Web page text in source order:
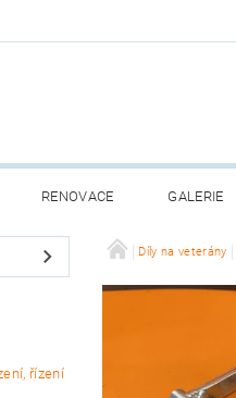
RENOVACE GALERIE
řízení
Díly na veterány